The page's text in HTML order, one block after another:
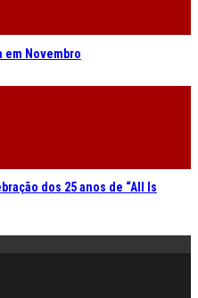
em Novembro
dos 25 anos de “All Is